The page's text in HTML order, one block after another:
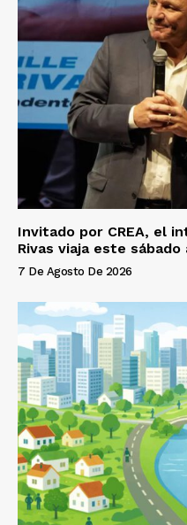
Invitado por CREA, el
Rivas viaja este sábado
7 De Agosto De 2026